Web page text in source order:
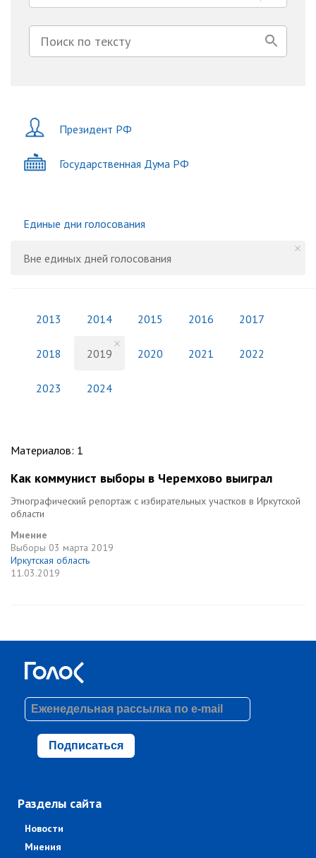
Президент РФ
Государственная Дума РФ
Единые дни голосования
Вне единых дней голосования
2013 2014 2015 2016 2017
2018 2019 2020 2021 2022
2023 2024
Материалов: 1
Как коммунист выборы в Черемхово выиграл
Этнографический репортаж с избирательных участков в Иркутской
области
Мнение
Выборы 03 марта 2019
Иркутская область
11.03.2019
Подписаться
Разделы сайта
Новости
Мнения